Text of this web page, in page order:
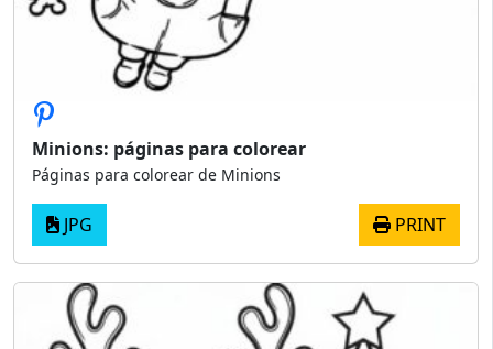
Minions: páginas para colorear
Páginas para colorear de Minions
JPG PRINT